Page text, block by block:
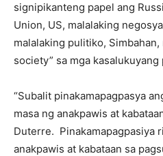
signipikanteng papel ang
Union, US, malalaking
malalaking pulitiko, Simbahan,
society” sa mga kasalukuyang
“Subalit pinakamapagpasya
masa ng anakpawis at
Duterre. Pinakamapagpasiya
anakpawis at kabataan sa